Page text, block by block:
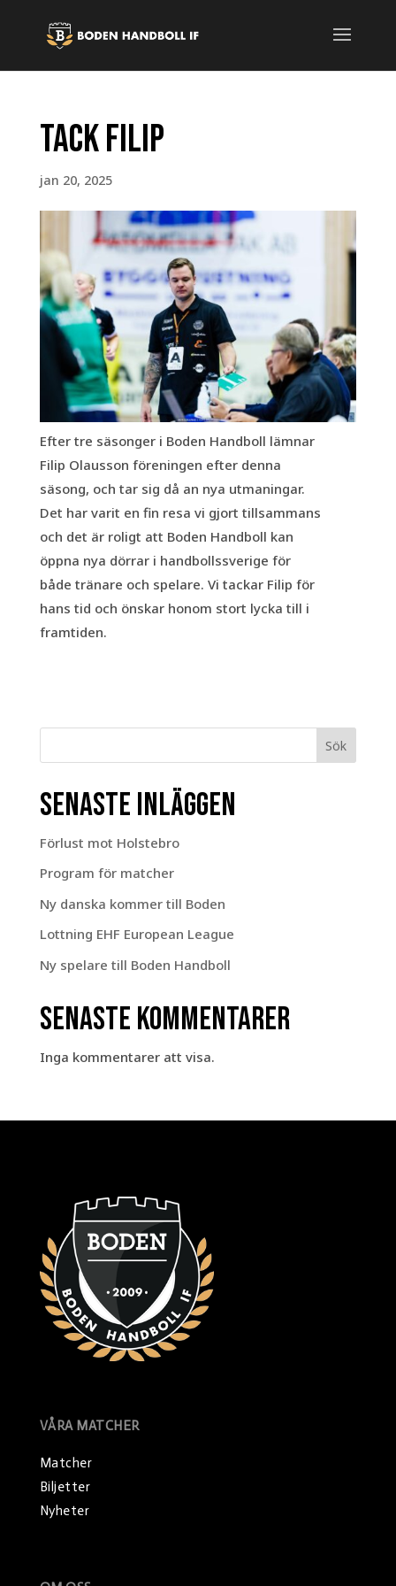
Tack Filip
jan 20, 2025
Efter tre säsonger i Boden Handboll lämnar
Filip Olausson föreningen efter denna
säsong, och tar sig då an nya utmaningar.
Det har varit en fin resa vi gjort tillsammans
och det är roligt att Boden Handboll kan
öppna nya dörrar i handbollssverige för
både tränare och spelare. Vi tackar Filip för
hans tid och önskar honom stort lycka till i
framtiden.
Sök
Senaste inläggen
Förlust mot Holstebro
Program för matcher
Ny danska kommer till Boden
Lottning EHF European League
Ny spelare till Boden Handboll
Senaste kommentarer
Inga kommentarer att visa.
VÅRA MATCHER
Matcher
Biljetter
Nyheter